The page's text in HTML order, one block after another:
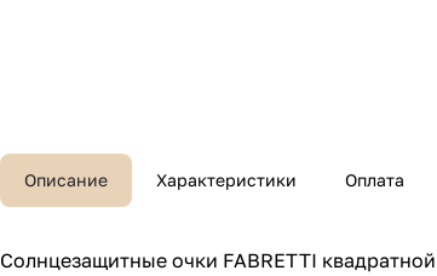
Описание Характеристики Оплата
Солнцезащитные очки FABRETTI